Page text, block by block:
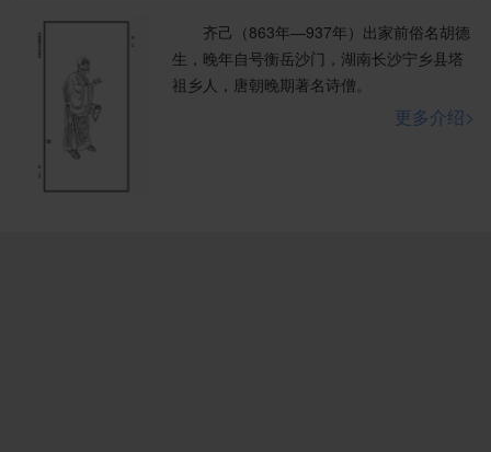
齐己（863年—937年）出家前俗名胡德
生，晚年自号衡岳沙门，湖南长沙宁乡县塔
祖乡人，唐朝晚期著名诗僧。
更多介绍>